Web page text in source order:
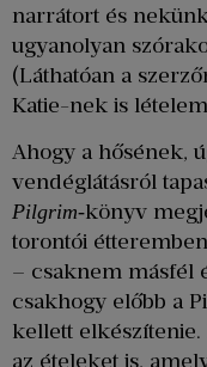
narrátort és
ugyanolyan
(Láthatóan a
Katie-nek is
Ahogy a hősének,
vendéglátásról
Pilgrim-könyv
torontói
– csaknem másfél
csakhogy előbb a
kellett
az ételeket is,